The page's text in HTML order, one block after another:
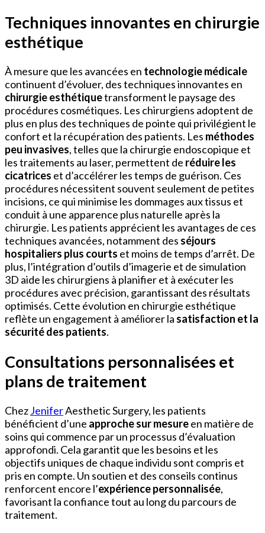
Techniques innovantes en chirurgie
esthétique
À mesure que les avancées en technologie médicale
continuent d’évoluer, des techniques innovantes en
chirurgie esthétiquetransforment le paysage des
procédures cosmétiques. Les chirurgiens adoptent de
plus en plus des techniques de pointe qui privilégient le
confort et la récupération des patients. Les méthodes
peu invasives, telles que la chirurgie endoscopique et
les traitements au laser, permettent de réduire les
cicatrices et d’accélérer les temps de guérison. Ces
procédures nécessitent souvent seulement de petites
incisions, ce qui minimise les dommages aux tissus et
conduit à une apparence plus naturelle après la
chirurgie. Les patients apprécient les avantages de ces
techniques avancées, notamment des séjours
hospitaliers plus courts et moins de temps d’arrêt. De
plus, l’intégration d’outils d’imagerie et de simulation
3D aide les chirurgiens à planifier et à exécuter les
procédures avec précision, garantissant des résultats
optimisés. Cette évolution en chirurgie esthétique
reflète un engagement à améliorer la satisfaction et la
sécurité des patients.
Consultations personnalisées et
plans de traitement
ChezJeniferAesthetic Surgery, les patients
bénéficient d’une approche sur mesureen matière de
soins qui commence par un processus d’évaluation
approfondi. Cela garantit que les besoins et les
objectifs uniques de chaque individu sont compris et
pris en compte. Un soutien et des conseils continus
renforcent encore l’expérience personnalisée,
favorisant la confiance tout au long du parcours de
traitement.